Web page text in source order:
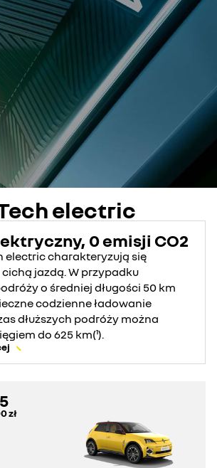
electric
0 emisji CO2
electric charakteryzują się
jazdą. W przypadku
o średniej długości 50 km
codzienne ładowanie
dłuższych podróży można
do 625 km(¹).
zł